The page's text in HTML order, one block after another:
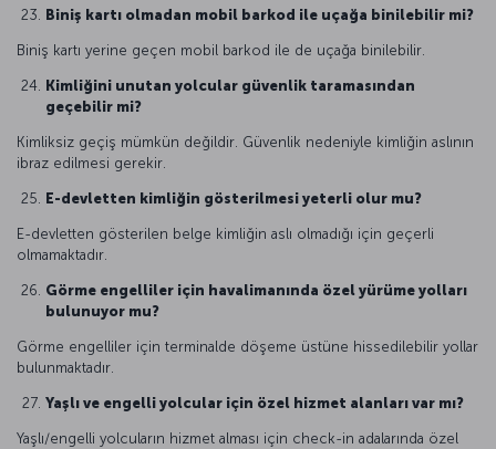
Biniş kartı olmadan mobil barkod ile uçağa binilebilir mi?
Biniş kartı yerine geçen mobil barkod ile de uçağa binilebilir.
Kimliğini unutan yolcular güvenlik taramasından
geçebilir mi?
Kimliksiz geçiş mümkün değildir. Güvenlik nedeniyle kimliğin aslının
ibraz edilmesi gerekir.
E-devletten kimliğin gösterilmesi yeterli olur mu?
E-devletten gösterilen belge kimliğin aslı olmadığı için geçerli
olmamaktadır.
Görme engelliler için havalimanında özel yürüme yolları
bulunuyor mu?
Görme engelliler için terminalde döşeme üstüne hissedilebilir yollar
bulunmaktadır.
Yaşlı ve engelli yolcular için özel hizmet alanları var mı?
Yaşlı/engelli yolcuların hizmet alması için check-in adalarında özel